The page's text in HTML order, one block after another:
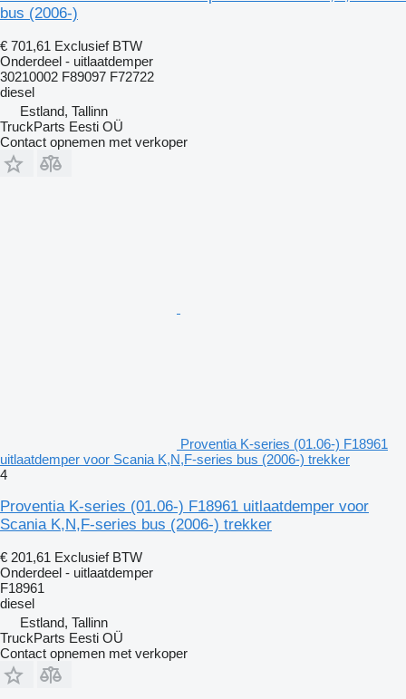
bus (2006-)
€ 701,61 Exclusief BTW
Onderdeel - uitlaatdemper
30210002 F89097 F72722
diesel
Estland, Tallinn
TruckParts Eesti OÜ
Contact opnemen met verkoper
Proventia K-series (01.06-) F18961
uitlaatdemper voor Scania K,N,F-series bus (2006-) trekker
4
Proventia K-series (01.06-) F18961 uitlaatdemper voor
Scania K,N,F-series bus (2006-) trekker
€ 201,61 Exclusief BTW
Onderdeel - uitlaatdemper
F18961
diesel
Estland, Tallinn
TruckParts Eesti OÜ
Contact opnemen met verkoper